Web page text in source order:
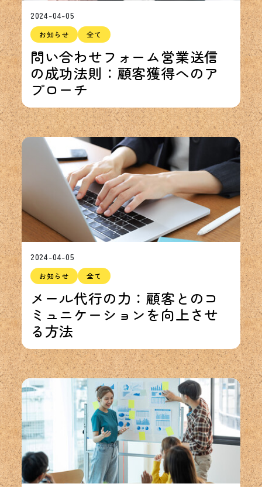
2024-04-05
お知らせ 全て
問い合わせフォーム営業送信
の成功法則：顧客獲得へのア
プローチ
2024-04-05
お知らせ 全て
メール代行の力：顧客とのコ
ミュニケーションを向上させ
る方法